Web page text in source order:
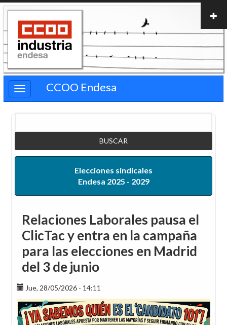
Pasar
contenido
principal
CCOO Endesa
Elecciones sindicales
Endesa 2025 - 2029
Relaciones Laborales pausa el
ClicTac y entra en la campaña
para las elecciones en Madrid
del 3 de junio
Jue, 28/05/2026 - 14:11